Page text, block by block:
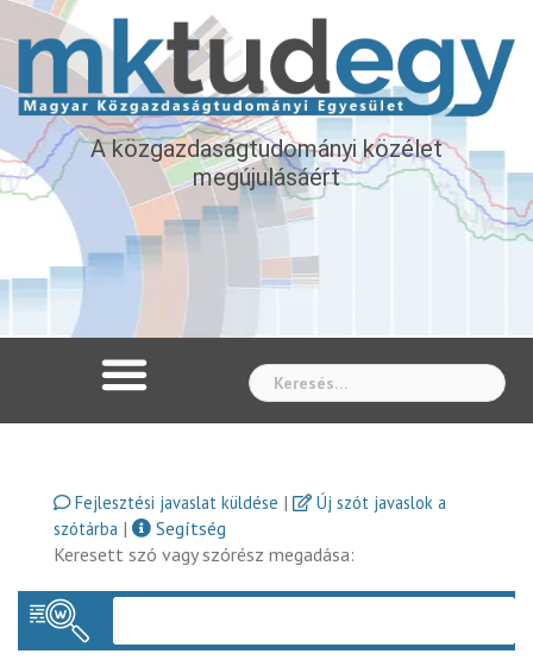
A közgazdaságtudományi közélet
megújulásáért
Fejlesztési javaslat küldése |
Új szót javaslok a
szótárba |
Segítség
Keresett szó vagy szórész megadása: